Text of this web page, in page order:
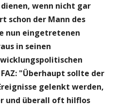
wenn nicht gar
schon der Mann des
nun eingetretenen
in seinen
"Überhaupt sollte der
gelenkt werden,
und überall oft hilflos